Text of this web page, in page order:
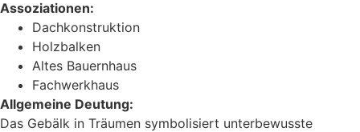
Assoziationen:
Dachkonstruktion
Holzbalken
Altes Bauernhaus
Fachwerkhaus
Allgemeine Deutung:
Das Gebälk in Träumen symbolisiert unterbewusste